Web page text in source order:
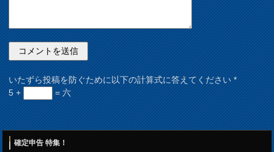
いたずら投稿を防ぐために以下の計算式に答えてください*
5 +
= 六
確定申告 特集！